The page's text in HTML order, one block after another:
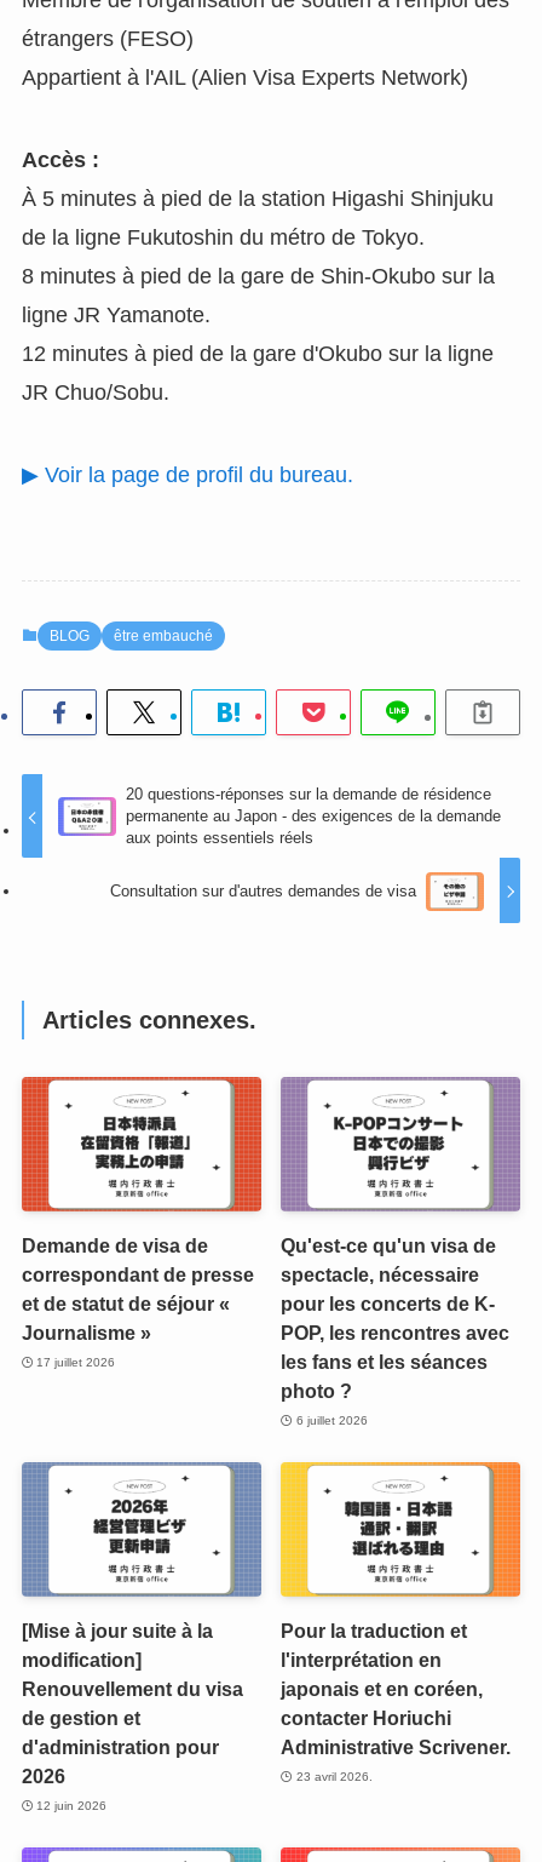
étrangers (FESO)
Appartient à l'AIL (Alien Visa Experts Network)
Accès :
À 5 minutes à pied de la station Higashi Shinjuku
de la ligne Fukutoshin du métro de Tokyo.
8 minutes à pied de la gare de Shin-Okubo sur la
ligne JR Yamanote.
12 minutes à pied de la gare d'Okubo sur la ligne
JR Chuo/Sobu.
▶ Voir la page de profil du bureau.
BLOG être embauché
20 questions-réponses sur la demande de résidence
permanente au Japon - des exigences de la demande
aux points essentiels réels
Consultation sur d'autres demandes de visa
Articles connexes.
Demande de visa de
correspondant de presse
et de statut de séjour «
Journalisme »
17 juillet 2026
Qu'est-ce qu'un visa de
spectacle, nécessaire
pour les concerts de K-
POP, les rencontres avec
les fans et les séances
photo ?
6 juillet 2026
[Mise à jour suite à la
modification]
Renouvellement du visa
de gestion et
d'administration pour
2026
12 juin 2026
Pour la traduction et
l'interprétation en
japonais et en coréen,
contacter Horiuchi
Administrative Scrivener.
23 avril 2026.